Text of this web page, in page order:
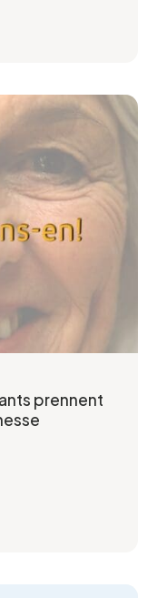
prennent